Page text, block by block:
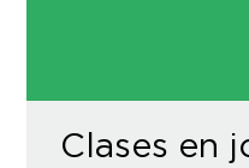
Clases en